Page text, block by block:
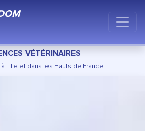
VÉTÉRINAIRES
Lille et dans les Hauts de France